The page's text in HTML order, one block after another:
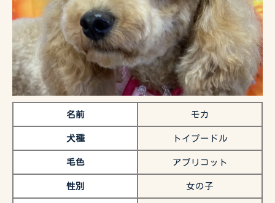
名前 モカ
犬種 トイプードル
毛色 アプリコット
性別 女の子